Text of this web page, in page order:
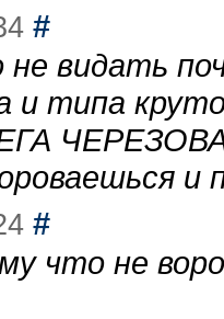
#
не видать
и типа
#
что не